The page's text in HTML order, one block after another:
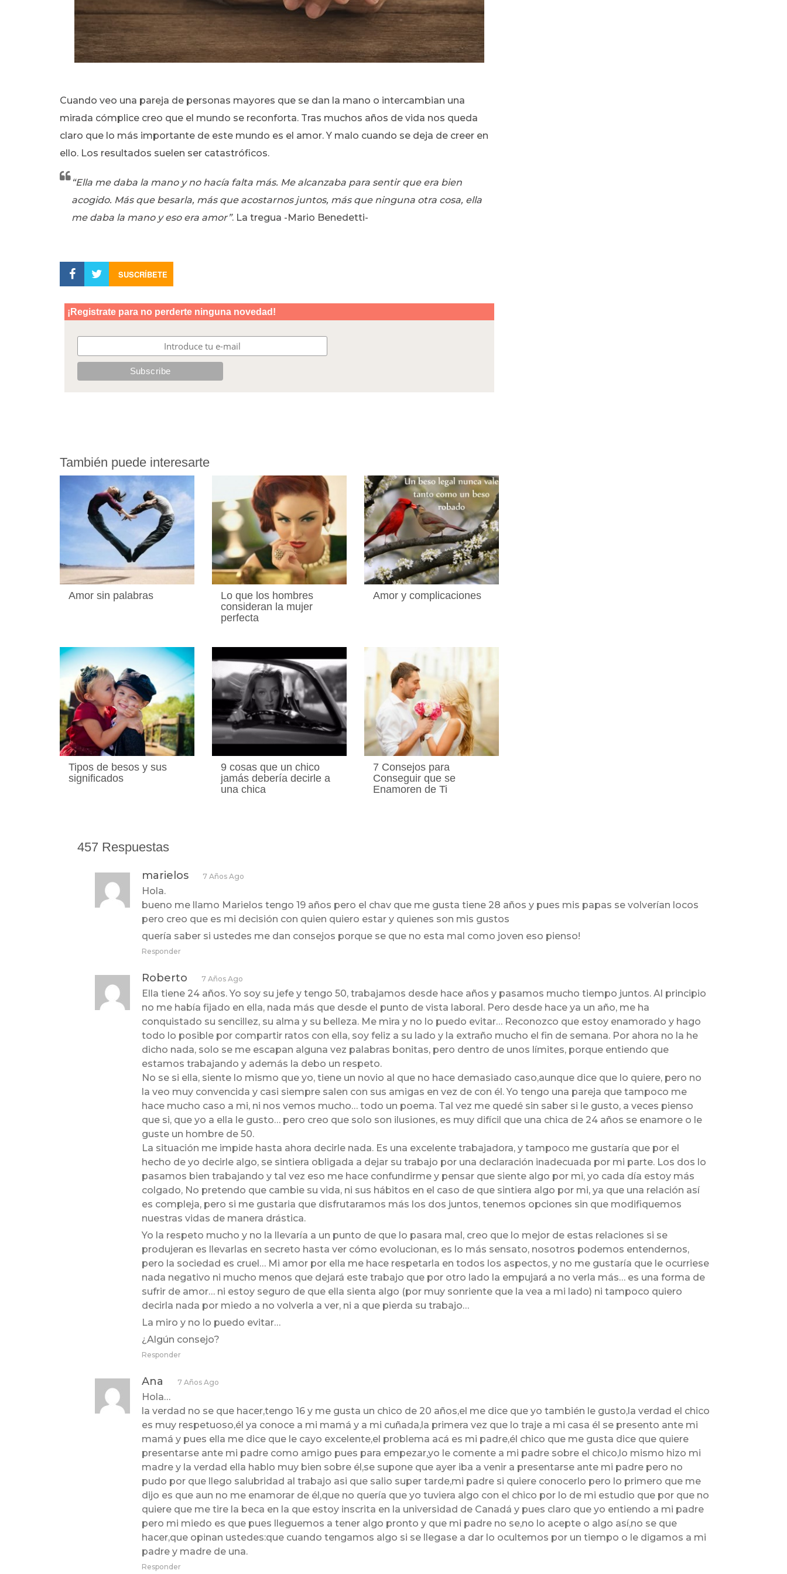
Cuando veo una pareja de personas mayores que se dan la mano o intercambian una
mirada cómplice creo que el mundo se reconforta. Tras muchos años de vida nos queda
claro que lo más importante de este mundo es el amor. Y malo cuando se deja de creer en
ello. Los resultados suelen ser catastróficos.
“Ella me daba la mano y no hacía falta más. Me alcanzaba para sentir que era bien
acogido. Más que besarla, más que acostarnos juntos, más que ninguna otra cosa, ella
me daba la mano y eso era amor”. La tregua -Mario Benedetti-
SUSCRÍBETE
También puede interesarte
Amor sin palabras
Lo que los hombres
consideran la mujer
perfecta
Amor y complicaciones
Tipos de besos y sus
significados
9 cosas que un chico
jamás debería decirle a
una chica
7 Consejos para
Conseguir que se
Enamoren de Ti
457 Respuestas
marielos 7 Años Ago
Hola.
bueno me llamo Marielos tengo 19 años pero el chav que me gusta tiene 28 años y pues mis papas se volverían locos
pero creo que es mi decisión con quien quiero estar y quienes son mis gustos
quería saber si ustedes me dan consejos porque se que no esta mal como joven eso pienso!
Responder
Roberto 7 Años Ago
Ella tiene 24 años. Yo soy su jefe y tengo 50, trabajamos desde hace años y pasamos mucho tiempo juntos. Al principio
no me había fijado en ella, nada más que desde el punto de vista laboral. Pero desde hace ya un año, me ha
conquistado su sencillez, su alma y su belleza. Me mira y no lo puedo evitar… Reconozco que estoy enamorado y hago
todo lo posible por compartir ratos con ella, soy feliz a su lado y la extraño mucho el fin de semana. Por ahora no la he
dicho nada, solo se me escapan alguna vez palabras bonitas, pero dentro de unos límites, porque entiendo que
estamos trabajando y además la debo un respeto.
No se si ella, siente lo mismo que yo, tiene un novio al que no hace demasiado caso,aunque dice que lo quiere, pero no
la veo muy convencida y casi siempre salen con sus amigas en vez de con él. Yo tengo una pareja que tampoco me
hace mucho caso a mi, ni nos vemos mucho… todo un poema. Tal vez me quedé sin saber si le gusto, a veces pienso
que si, que yo a ella le gusto… pero creo que solo son ilusiones, es muy difícil que una chica de 24 años se enamore o le
guste un hombre de 50.
La situación me impide hasta ahora decirle nada. Es una excelente trabajadora, y tampoco me gustaría que por el
hecho de yo decirle algo, se sintiera obligada a dejar su trabajo por una declaración inadecuada por mi parte. Los dos lo
pasamos bien trabajando y tal vez eso me hace confundirme y pensar que siente algo por mi, yo cada día estoy más
colgado, No pretendo que cambie su vida, ni sus hábitos en el caso de que sintiera algo por mi, ya que una relación así
es compleja, pero si me gustaria que disfrutaramos más los dos juntos, tenemos opciones sin que modifiquemos
nuestras vidas de manera drástica.
Yo la respeto mucho y no la llevaría a un punto de que lo pasara mal, creo que lo mejor de estas relaciones si se
produjeran es llevarlas en secreto hasta ver cómo evolucionan, es lo más sensato, nosotros podemos entendernos,
pero la sociedad es cruel… Mi amor por ella me hace respetarla en todos los aspectos, y no me gustaría que le ocurriese
nada negativo ni mucho menos que dejará este trabajo que por otro lado la empujará a no verla más… es una forma de
sufrir de amor… ni estoy seguro de que ella sienta algo (por muy sonriente que la vea a mi lado) ni tampoco quiero
decirla nada por miedo a no volverla a ver, ni a que pierda su trabajo…
La miro y no lo puedo evitar…
¿Algún consejo?
Responder
Ana 7 Años Ago
Hola…
la verdad no se que hacer,tengo 16 y me gusta un chico de 20 años,el me dice que yo también le gusto,la verdad el chico
es muy respetuoso,él ya conoce a mi mamá y a mi cuñada,la primera vez que lo traje a mi casa él se presento ante mi
mamá y pues ella me dice que le cayo excelente,el problema acá es mi padre,él chico que me gusta dice que quiere
presentarse ante mi padre como amigo pues para empezar,yo le comente a mi padre sobre el chico,lo mismo hizo mi
madre y la verdad ella hablo muy bien sobre él,se supone que ayer iba a venir a presentarse ante mi padre pero no
pudo por que llego salubridad al trabajo asi que salio super tarde,mi padre si quiere conocerlo pero lo primero que me
dijo es que aun no me enamorar de él,que no quería que yo tuviera algo con el chico por lo de mi estudio que por que no
quiere que me tire la beca en la que estoy inscrita en la universidad de Canadá y pues claro que yo entiendo a mi padre
pero mi miedo es que pues lleguemos a tener algo pronto y que mi padre no se,no lo acepte o algo así,no se que
hacer,que opinan ustedes:que cuando tengamos algo si se llegase a dar lo ocultemos por un tiempo o le digamos a mi
padre y madre de una.
Responder